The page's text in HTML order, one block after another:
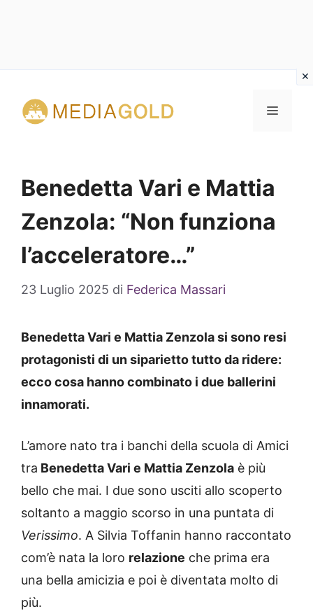
contenuto
MENU
Benedetta Vari e Mattia
Zenzola: “Non funziona
l’acceleratore…”
23 Luglio 2025 di Federica Massari
Benedetta Vari e Mattia Zenzola si sono resi
protagonisti di un siparietto tutto da ridere:
ecco cosa hanno combinato i due ballerini
innamorati.
L’amore nato tra i banchi della scuola di Amici
tra Benedetta Vari e Mattia Zenzola è più
bello che mai. I due sono usciti allo scoperto
soltanto a maggio scorso in una puntata di
Verissimo. A Silvia Toffanin hanno raccontato
com’è nata la loro relazione che prima era
una bella amicizia e poi è diventata molto di
più.